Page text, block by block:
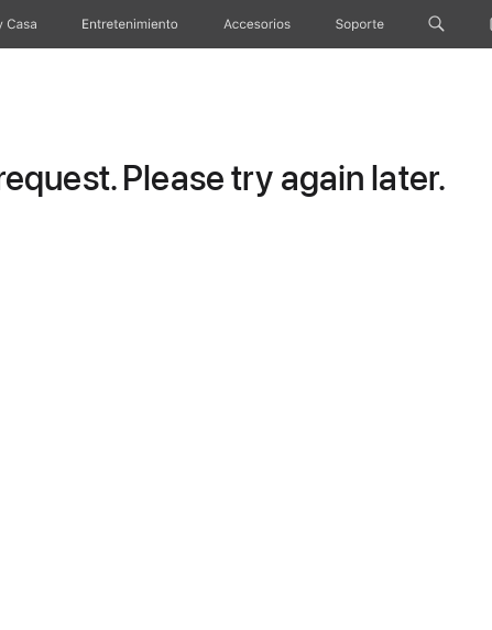
Casa Entretenimiento Accesorios Soporte
Please try again later.